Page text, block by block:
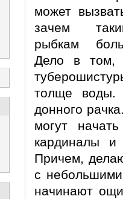
может
зачем
рыбкам
Дело в том,
толще воды.
донного
могут
кардиналы и
Причем,
с
начинают